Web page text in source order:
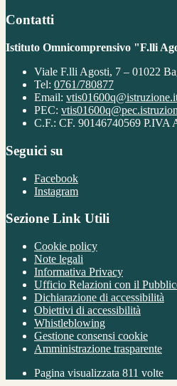
Contatti
Istituto Omnicomprensivo "F.lli
Viale F.lli Agosti, 7 – 01022
Tel: 0761/780877
Email:
PEC:
C.F.: CF. 90146740569 P.IVA
Seguici su
Facebook
Instagram
Sezione Link Utili
Cookie policy
Note legali
Informativa Privacy
Ufficio Relazioni con il
Dichiarazione di accessibilità
Obiettivi di accessibilità
Whistleblowing
Gestione consensi cookie
Amministrazione trasparente
Pagina visualizzata 811 volte